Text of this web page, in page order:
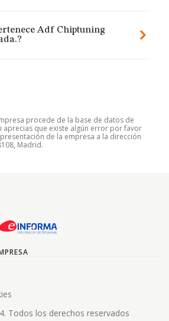
Adf Chiptuning
procede de la base de datos de
Si aprecias que existe algún error por favor
de la empresa a la dirección
Madrid.
Todos los derechos reservados